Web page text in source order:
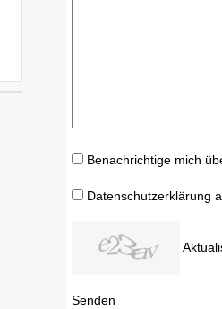
Benachrichtige mich
Datenschutzerklärung
Senden